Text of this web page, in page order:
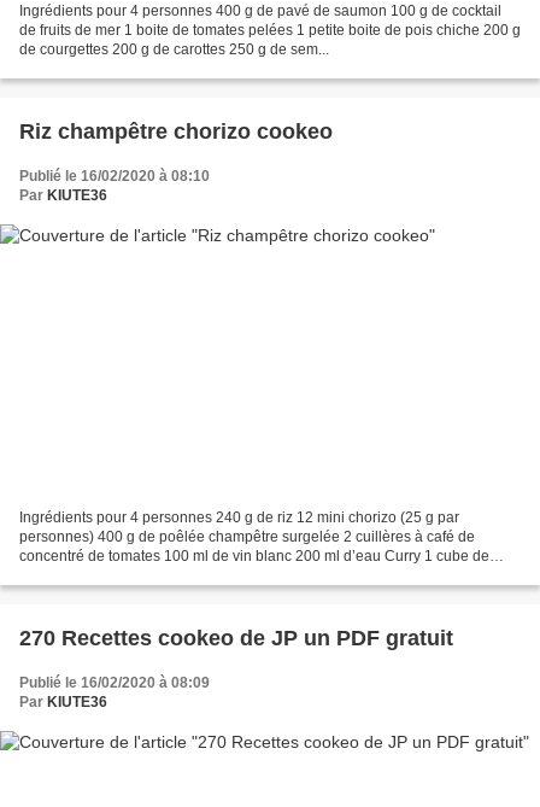
Ingrédients pour 4 personnes 400 g de pavé de saumon 100 g de cocktail
de fruits de mer 1 boite de tomates pelées 1 petite boite de pois chiche 200 g
de courgettes 200 g de carottes 250 g de sem...
Riz champêtre chorizo cookeo
Publié le 16/02/2020 à 08:10
Par KIUTE36
Ingrédients pour 4 personnes 240 g de riz 12 mini chorizo (25 g par
personnes) 400 g de poêlée champêtre surgelée 2 cuillères à café de
concentré de tomates 100 ml de vin blanc 200 ml d’eau Curry 1 cube de
270 Recettes cookeo de JP un PDF gratuit
Publié le 16/02/2020 à 08:09
Par KIUTE36